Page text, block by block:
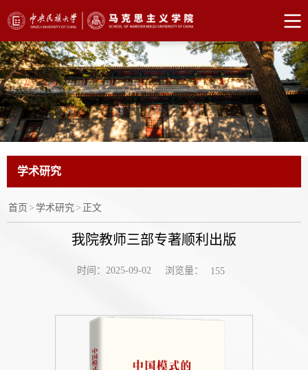
学术研究
首页 > 学术研究 > 正文
我院教师三部专著顺利出版
时间：2025-09-02 浏览量： 155